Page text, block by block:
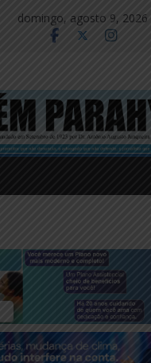
domingo, agosto 9, 2026